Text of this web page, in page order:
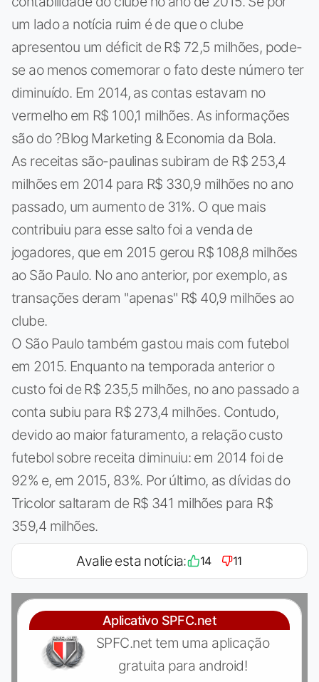
um lado a notícia ruim é de que o clube
apresentou um déficit de R$ 72,5 milhões, pode-
se ao menos comemorar o fato deste número ter
diminuído. Em 2014, as contas estavam no
vermelho em R$ 100,1 milhões. As informações
são do ?Blog Marketing & Economia da Bola.
As receitas são-paulinas subiram de R$ 253,4
milhões em 2014 para R$ 330,9 milhões no ano
passado, um aumento de 31%. O que mais
contribuiu para esse salto foi a venda de
jogadores, que em 2015 gerou R$ 108,8 milhões
ao São Paulo. No ano anterior, por exemplo, as
transações deram "apenas" R$ 40,9 milhões ao
clube.
O São Paulo também gastou mais com futebol
em 2015. Enquanto na temporada anterior o
custo foi de R$ 235,5 milhões, no ano passado a
conta subiu para R$ 273,4 milhões. Contudo,
devido ao maior faturamento, a relação custo
futebol sobre receita diminuiu: em 2014 foi de
92% e, em 2015, 83%. Por último, as dívidas do
Tricolor saltaram de R$ 341 milhões para R$
359,4 milhões.
Avalie esta notícia: 14 11
Aplicativo SPFC.net
SPFC.net tem uma aplicação
gratuita para android!